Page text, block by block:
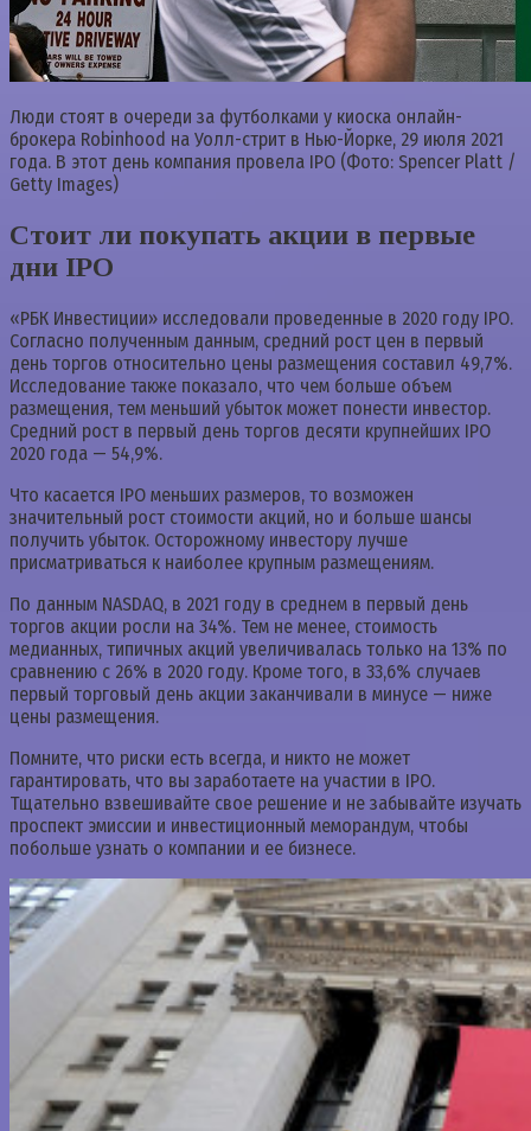
Люди стоят в очереди за футболками у киоска онлайн-
брокера Robinhood на Уолл-стрит в Нью-Йорке, 29 июля 2021
года. В этот день компания провела IPO (Фото: Spencer Platt /
Getty Images)
Стоит ли покупать акции в первые
дни IPO
«РБК Инвестиции» исследовали проведенные в 2020 году IPO.
Согласно полученным данным, средний рост цен в первый
день торгов относительно цены размещения составил 49,7%.
Исследование также показало, что чем больше объем
размещения, тем меньший убыток может понести инвестор.
Средний рост в первый день торгов десяти крупнейших IPO
2020 года — 54,9%.
Что касается IPO меньших размеров, то возможен
значительный рост стоимости акций, но и больше шансы
получить убыток. Осторожному инвестору лучше
присматриваться к наиболее крупным размещениям.
По данным NASDAQ, в 2021 году в среднем в первый день
торгов акции росли на 34%. Тем не менее, стоимость
медианных, типичных акций увеличивалась только на 13% по
сравнению с 26% в 2020 году. Кроме того, в 33,6% случаев
первый торговый день акции заканчивали в минусе — ниже
цены размещения.
Помните, что риски есть всегда, и никто не может
гарантировать, что вы заработаете на участии в IPO.
Тщательно взвешивайте свое решение и не забывайте изучать
проспект эмиссии и инвестиционный меморандум, чтобы
побольше узнать о компании и ее бизнесе.